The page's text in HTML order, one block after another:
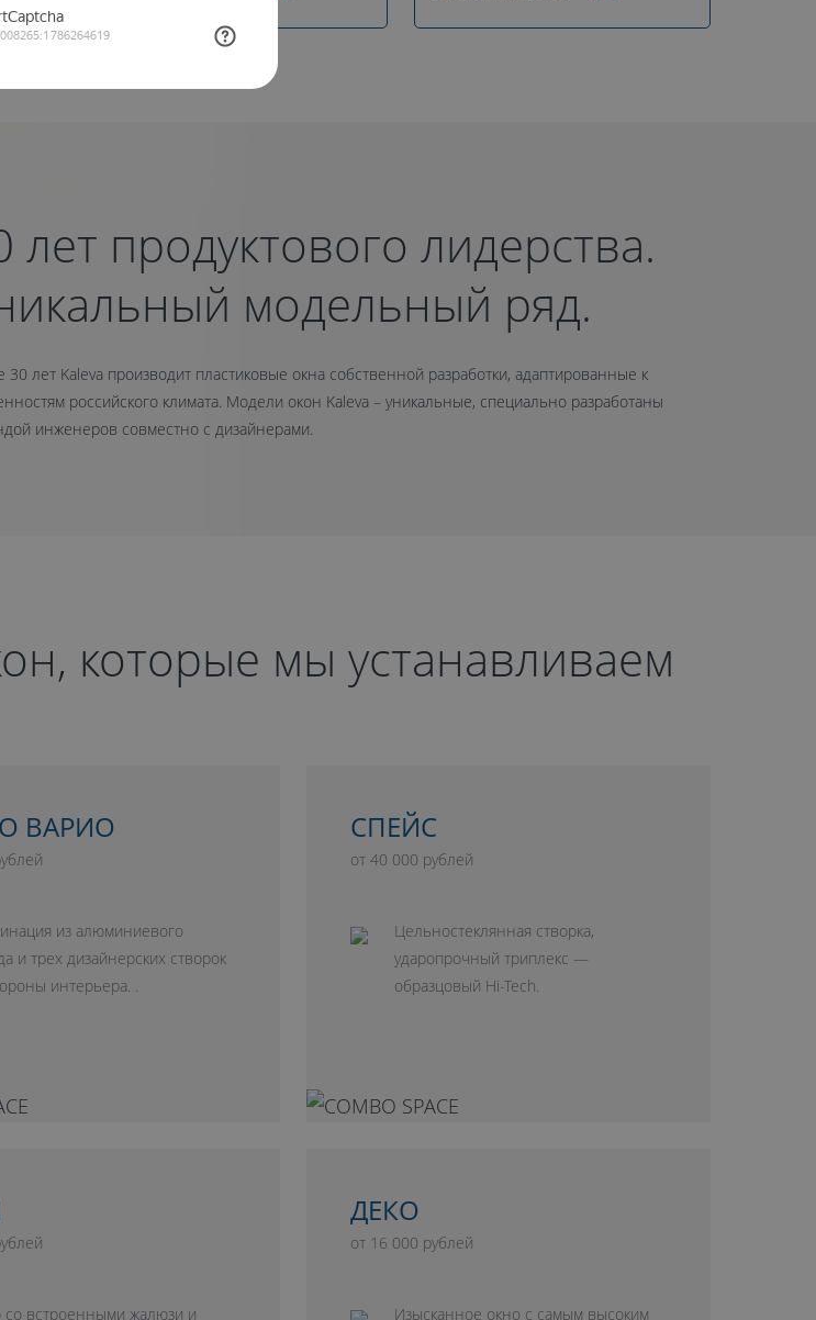
лет продуктового лидерства.
модельный ряд.
30 лет Kaleva производит пластиковые окна собственной разработки, адаптированные к
российского климата. Модели окон Kaleva – уникальные, специально разработаны
инженеров совместно с дизайнерами.
которые мы устанавливаем
ВАРИО
из алюминиевого
и трех дизайнерских створок
интерьера. .
СПЕЙС
от 40 000 рублей
Цельностеклянная створка,
ударопрочный триплекс —
образцовый Hi-Tech.
со встроенными жалюзи и
ДЕКО
от 16 000 рублей
Изысканное окно с самым высоким